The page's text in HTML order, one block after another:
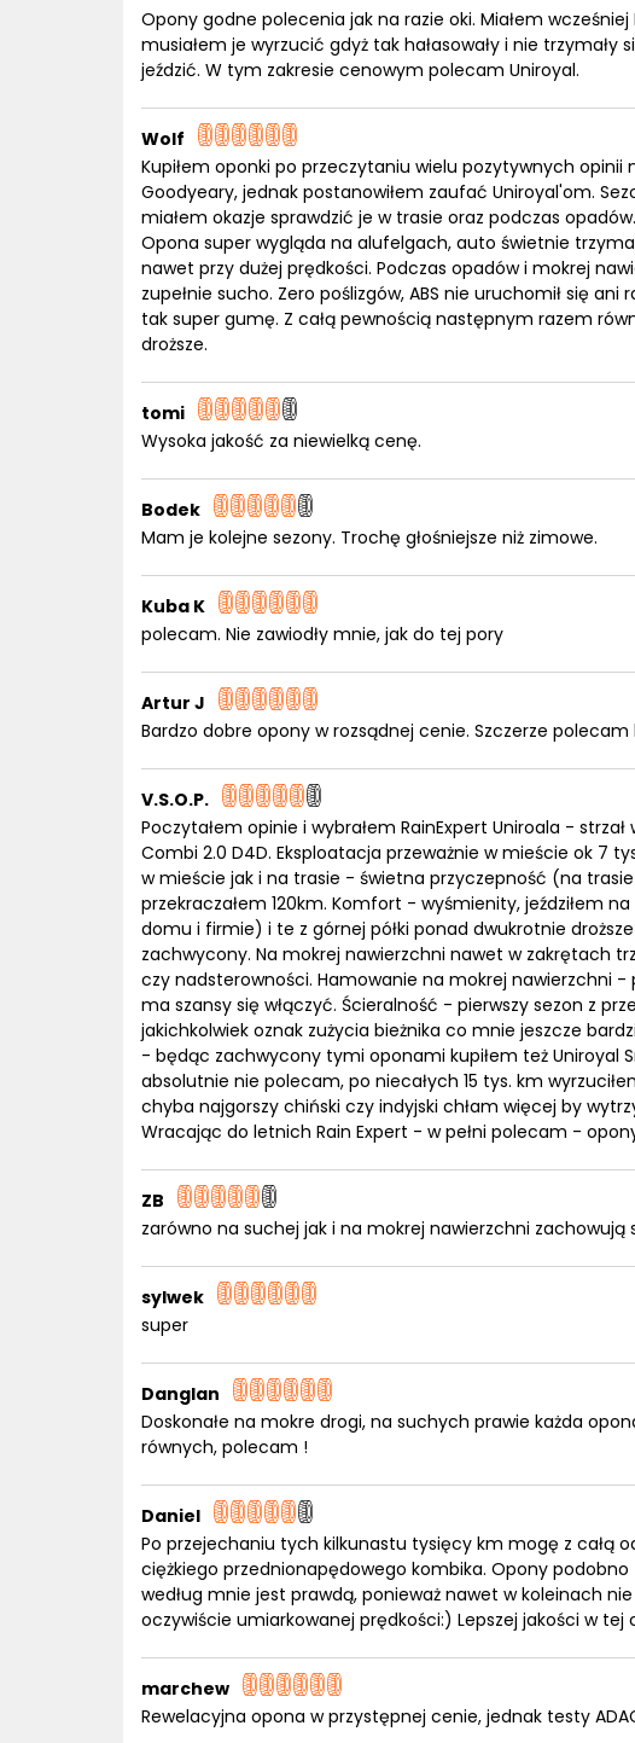
Opony godne polecenia jak na razie oki. Miałem
musiałem je wyrzucić gdyż tak hałasowały i nie trzymały
jeździć. W tym zakresie cenowym polecam Uniroyal.
Wolf
Kupiłem oponki po przeczytaniu wielu pozytywnych
Goodyeary, jednak postanowiłem zaufać Uniroyal'om.
miałem okazje sprawdzić je w trasie oraz podczas
Opona super wygląda na alufelgach, auto świetnie
nawet przy dużej prędkości. Podczas opadów i mokrej
zupełnie sucho. Zero poślizgów, ABS nie uruchomił się
tak super gumę. Z całą pewnością następnym razem
droższe.
tomi
Wysoka jakość za niewielką cenę.
Bodek
Mam je kolejne sezony. Trochę głośniejsze niż zimowe.
Kuba K
polecam. Nie zawiodły mnie, jak do tej pory
Artur J
Bardzo dobre opony w rozsądnej cenie. Szczerze polecam
V.S.O.P.
Poczytałem opinie i wybrałem RainExpert Uniroala -
Combi 2.0 D4D. Eksploatacja przeważnie w mieście ok 7
w mieście jak i na trasie - świetna przyczepność (na
przekraczałem 120km. Komfort - wyśmienity, jeździłem
domu i firmie) i te z górnej półki ponad dwukrotnie
zachwycony. Na mokrej nawierzchni nawet w zakrętach
czy nadsterowności. Hamowanie na mokrej nawierzchni -
ma szansy się włączyć. Ścieralność - pierwszy sezon z
jakichkolwiek oznak zużycia bieżnika co mnie jeszcze
- będąc zachwycony tymi oponami kupiłem też Uniroyal
absolutnie nie polecam, po niecałych 15 tys. km
chyba najgorszy chiński czy indyjski chłam więcej by
Wracając do letnich Rain Expert - w pełni polecam -
ZB
zarówno na suchej jak i na mokrej nawierzchni zachowują
sylwek
super
Danglan
Doskonałe na mokre drogi, na suchych prawie każda
równych, polecam !
Daniel
Po przejechaniu tych kilkunastu tysięcy km mogę z całą
ciężkiego przednionapędowego kombika. Opony
według mnie jest prawdą, ponieważ nawet w koleinach
oczywiście umiarkowanej prędkości:) Lepszej jakości w tej
marchew
Rewelacyjna opona w przystępnej cenie, jednak testy